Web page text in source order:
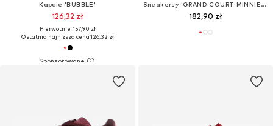
Kapcie 'BUBBLE'
126,32 zł
Pierwotnie: 157,90 zł
Ostatnia najniższa cena:126,32 zł
Sneakersy 'GRAND COURT MINNIE CF I'
182,90 zł